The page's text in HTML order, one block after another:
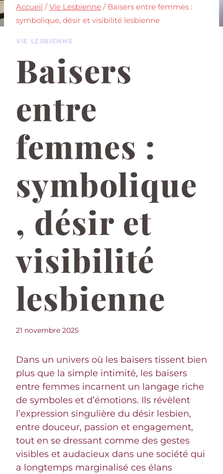
Accueil / Vie Lesbienne / Baisers entre femmes :
symbolique, désir et visibilité lesbienne
VIE LESBIENNE
Baisers
entre
femmes :
symbolique
, désir et
visibilité
lesbienne
21 novembre 2025
Dans un univers où les baisers tissent bien
plus que la simple intimité, les baisers
entre femmes incarnent un langage riche
de symboles et d’émotions. Ils révèlent
l’expression singulière du désir lesbien,
entre douceur, passion et engagement,
tout en se dressant comme des gestes
visibles et audacieux dans une société qui
a longtemps marginalisé ces élans